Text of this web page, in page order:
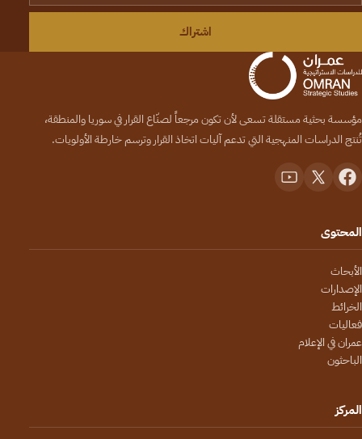
اشتراك
مؤسسة بحثية مستقلة تسعى لأن تكون مرجعاً لصنّاع القرار في سوريا والمنطقة،
تُنتج الدراسات المنهجية التي تدعم آليات اتخاذ القرار وترسم خارطة الأولويات.
المحتوى
الأبحاث
الإصدارات
الخرائط
فعاليات
عمران في الإعلام
الباحثون
المركز